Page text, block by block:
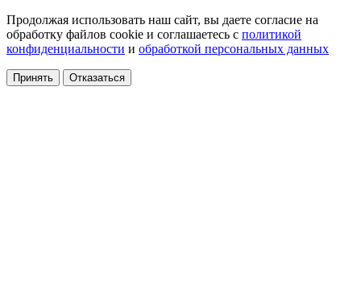
Продолжая использовать наш сайт, вы даете согласие на
обработку файлов cookie и соглашаетесь с политикой
конфиденциальности и обработкой персональных данных
Принять Отказаться